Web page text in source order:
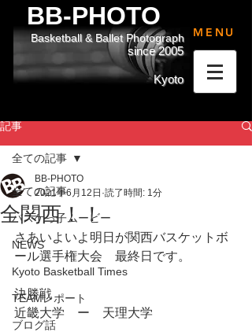
BB-PHOTO
since 2005
Basketball & Ballet Photograph
Kyoto
MENU
記事
全ての記事
バスケっ子ムービー
NEWS
Kyoto Basketball Times
TEAMレポート
ブログ話
全ての記事
全関西！！
BB-PHOTO
2021年6月12日 読了時間: 1分
さあいよいよ明日が関西バスケットボ
ール選手権大会　最終日です。
決勝戦
近畿大学　ー　天理大学